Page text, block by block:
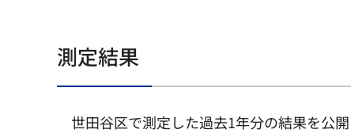
測定結果
世田谷区で測定した過去1年分の結果を公開